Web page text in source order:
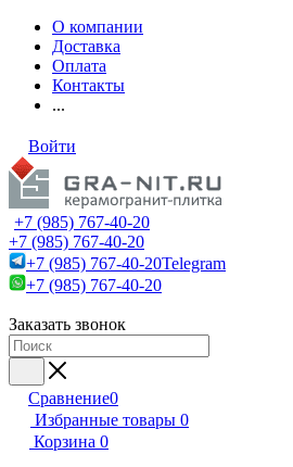
О компании
Доставка
Оплата
Контакты
...
Войти
+7 (985) 767-40-20
+7 (985) 767-40-20
+7 (985) 767-40-20Telegram
+7 (985) 767-40-20
Заказать звонок
Сравнение0
Избранные товары 0
Корзина 0